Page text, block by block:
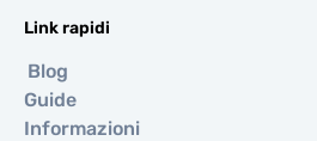
Link rapidi
Blog
Guide
Informazioni